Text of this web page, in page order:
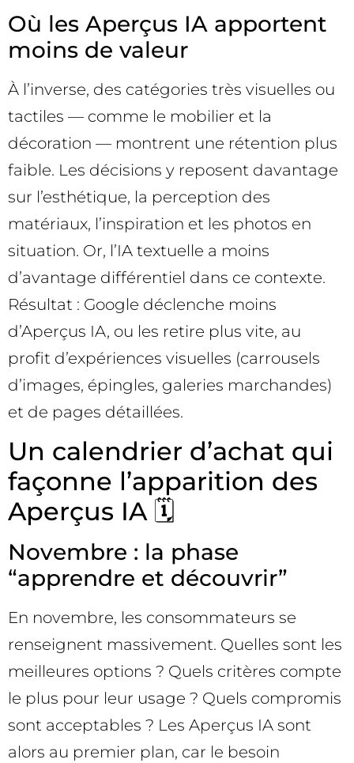
Où les Aperçus IA apportent
moins de valeur
À l’inverse, des catégories très visuelles ou
tactiles — comme le mobilier et la
décoration — montrent une rétention plus
faible. Les décisions y reposent davantage
sur l’esthétique, la perception des
matériaux, l’inspiration et les photos en
situation. Or, l’IA textuelle a moins
d’avantage différentiel dans ce contexte.
Résultat : Google déclenche moins
d’Aperçus IA, ou les retire plus vite, au
profit d’expériences visuelles (carrousels
d’images, épingles, galeries marchandes)
et de pages détaillées.
Un calendrier d’achat qui
façonne l’apparition des
Aperçus IA 🗓️
Novembre : la phase
“apprendre et découvrir”
En novembre, les consommateurs se
renseignent massivement. Quelles sont les
meilleures options ? Quels critères compte
le plus pour leur usage ? Quels compromis
sont acceptables ? Les Aperçus IA sont
alors au premier plan, car le besoin